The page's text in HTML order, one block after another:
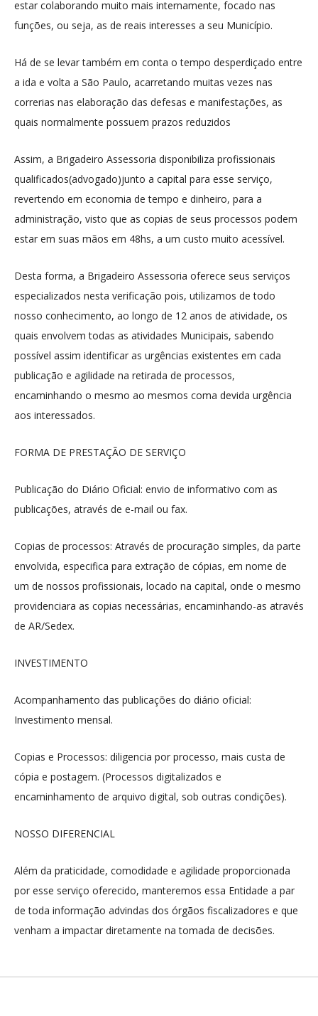
estar colaborando muito mais internamente, focado nas
funções, ou seja, as de reais interesses a seu Município.
Há de se levar também em conta o tempo desperdiçado entre
a ida e volta a São Paulo, acarretando muitas vezes nas
correrias nas elaboração das defesas e manifestações, as
quais normalmente possuem prazos reduzidos
Assim, a Brigadeiro Assessoria disponibiliza profissionais
qualificados(advogado)junto a capital para esse serviço,
revertendo em economia de tempo e dinheiro, para a
administração, visto que as copias de seus processos podem
estar em suas mãos em 48hs, a um custo muito acessível.
Desta forma, a Brigadeiro Assessoria oferece seus serviços
especializados nesta verificação pois, utilizamos de todo
nosso conhecimento, ao longo de 12 anos de atividade, os
quais envolvem todas as atividades Municipais, sabendo
possível assim identificar as urgências existentes em cada
publicação e agilidade na retirada de processos,
encaminhando o mesmo ao mesmos coma devida urgência
aos interessados.
FORMA DE PRESTAÇÃO DE SERVIÇO
Publicação do Diário Oficial: envio de informativo com as
publicações, através de e-mail ou fax.
Copias de processos: Através de procuração simples, da parte
envolvida, especifica para extração de cópias, em nome de
um de nossos profissionais, locado na capital, onde o mesmo
providenciara as copias necessárias, encaminhando-as através
de AR/Sedex.
INVESTIMENTO
Acompanhamento das publicações do diário oficial:
Investimento mensal.
Copias e Processos: diligencia por processo, mais custa de
cópia e postagem. (Processos digitalizados e
encaminhamento de arquivo digital, sob outras condições).
NOSSO DIFERENCIAL
Além da praticidade, comodidade e agilidade proporcionada
por esse serviço oferecido, manteremos essa Entidade a par
de toda informação advindas dos órgãos fiscalizadores e que
venham a impactar diretamente na tomada de decisões.